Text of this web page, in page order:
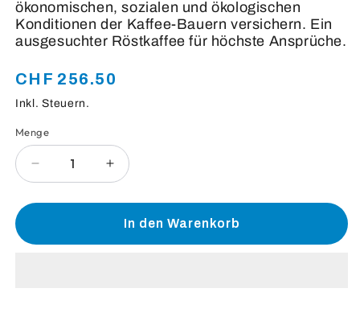
ökonomischen, sozialen und ökologischen
Konditionen der Kaffee-Bauern versichern. Ein
ausgesuchter Röstkaffee für höchste Ansprüche.
Normaler
Preis
CHF 256.50
Inkl. Steuern.
Anzahl
Menge
Verringere
die
Menge
Erhöhe
die
Menge
fürIn den Warenkorb